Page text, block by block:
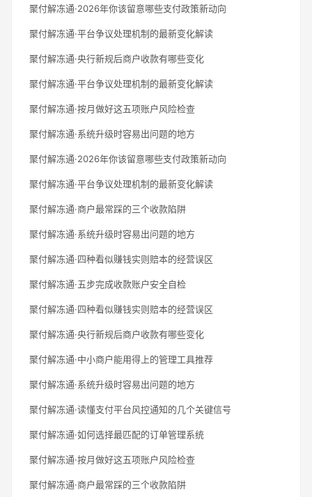
聚付解冻通·2026年你该留意哪些支付政策新动向
聚付解冻通·平台争议处理机制的最新变化解读
聚付解冻通·央行新规后商户收款有哪些变化
聚付解冻通·平台争议处理机制的最新变化解读
聚付解冻通·按月做好这五项账户风险检查
聚付解冻通·系统升级时容易出问题的地方
聚付解冻通·2026年你该留意哪些支付政策新动向
聚付解冻通·平台争议处理机制的最新变化解读
聚付解冻通·商户最常踩的三个收款陷阱
聚付解冻通·系统升级时容易出问题的地方
聚付解冻通·四种看似赚钱实则赔本的经营误区
聚付解冻通·五步完成收款账户安全自检
聚付解冻通·四种看似赚钱实则赔本的经营误区
聚付解冻通·央行新规后商户收款有哪些变化
聚付解冻通·中小商户能用得上的管理工具推荐
聚付解冻通·系统升级时容易出问题的地方
聚付解冻通·读懂支付平台风控通知的几个关键信号
聚付解冻通·如何选择最匹配的订单管理系统
聚付解冻通·按月做好这五项账户风险检查
聚付解冻通·商户最常踩的三个收款陷阱